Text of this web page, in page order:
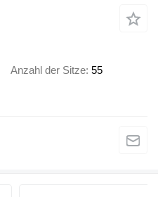
Anzahl der Sitze 55